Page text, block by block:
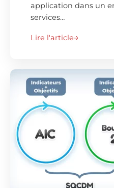
application dans un
services…
Lire l'article